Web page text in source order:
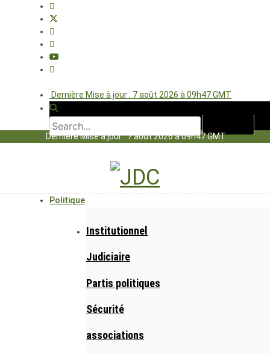
Dernière Mise à jour : 7 août 2026 à 09h47 GMT
Dernière Mise à jour : 7 août 2026 à 09h47 GMT
Politique
Institutionnel
Judiciaire
Partis politiques
Sécurité
associations